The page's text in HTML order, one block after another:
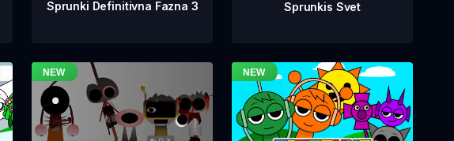
Sprunki Definitivna Fazna 3 Sprunkis Svet